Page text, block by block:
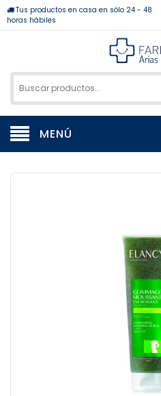
Tus productos en casa en sólo 24 - 48
horas hábiles
MENÚ